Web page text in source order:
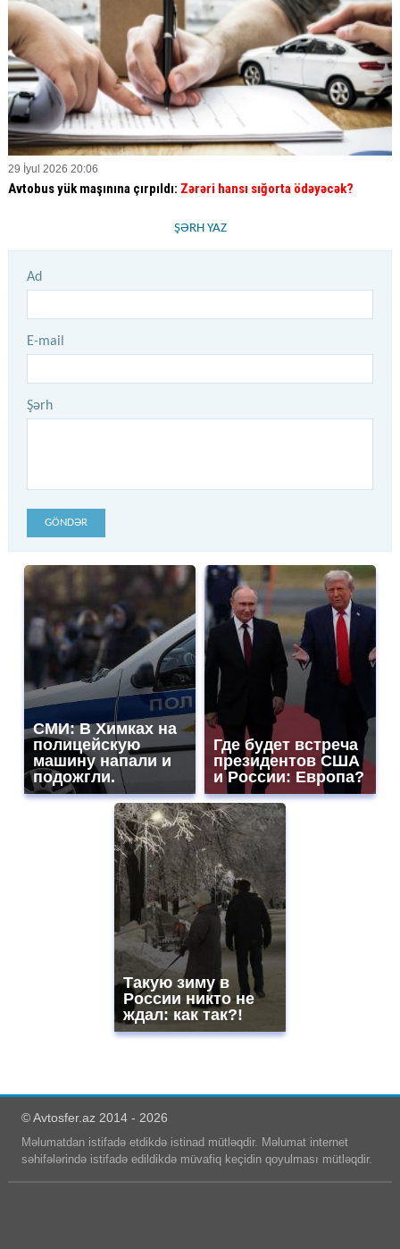
29 İyul 2026 20:06
Avtobus yük maşınına çırpıldı: Zərəri hansı sığorta ödəyəcək?
ŞƏRH YAZ
Ad
E-mail
Şərh
GÖNDƏR
СМИ: В Химках на
полицейскую
машину напали и
подожгли.
Где будет встреча
президентов США
и России: Европа?
Такую зиму в
России никто не
ждал: как так?!
© Avtosfer.az 2014 - 2026
Məlumatdan istifadə etdikdə istinad mütləqdir. Məlumat internet
səhifələrində istifadə edildikdə müvafiq keçidin qoyulması mütləqdir.